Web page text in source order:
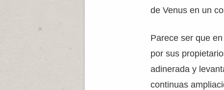
de Venus en un
Parece ser que
por sus
adinerada y
continuas